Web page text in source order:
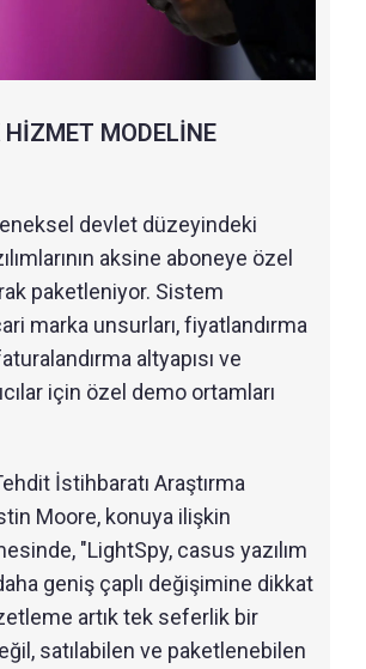
HİZMET MODELİNE
devlet düzeyindeki
aksine aboneye özel
paketleniyor. Sistem
marka unsurları, fiyatlandırma
altyapısı ve
için özel demo ortamları
İstihbaratı Araştırma
Moore, konuya ilişkin
"LightSpy, casus yazılım
geniş çaplı değişimine dikkat
artık tek seferlik bir
satılabilen ve paketlenebilen